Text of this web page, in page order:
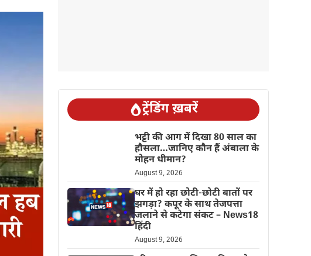
ट्रेंडिंग ख़बरें
भट्टी की आग में दिखा 80 साल का
हौसला…जानिए कौन हैं अंबाला के
मोहन धीमान?
August 9, 2026
घर में हो रहा छोटी-छोटी बातों पर
झगड़ा? कपूर के साथ तेजपत्ता
जलाने से कटेगा संकट – News18
हिंदी
August 9, 2026